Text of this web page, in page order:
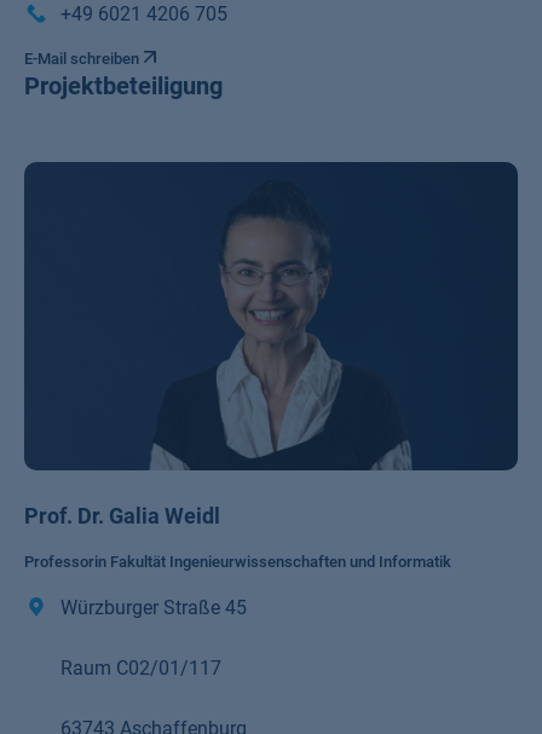
+49 6021 4206 705
E-Mail schreiben
Projektbeteiligung
Prof. Dr. Galia Weidl
Professorin Fakultät Ingenieurwissenschaften und Informatik
Würzburger Straße 45
Raum C02/01/117
63743 Aschaffenburg